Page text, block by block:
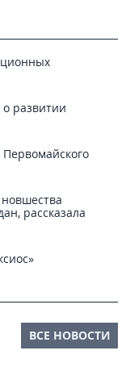
развитии
рассказала
ВСЕ НОВОСТИ